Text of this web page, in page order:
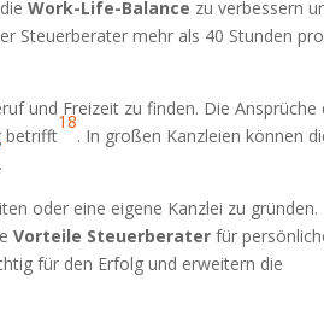
dieWork-Life-Balance zu verbessern
Steuerberater mehr als 40 Stunden pro
und Freizeit zu finden. Die Ansprüche
betrifft
18
. In großen Kanzleien können
.
oder eine eigene Kanzlei zu gründen.
Vorteile Steuerberater für
für den Erfolg und erweitern die